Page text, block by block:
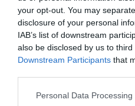
your opt-out. You may
disclosure of your personal
IAB’s list of downstream
also be disclosed by us to
Downstream Participants that
Please note that this website/
Personal Data